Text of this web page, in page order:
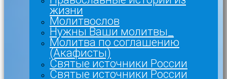
жизни
Молитвослов
Нужны Ваши молитвы_
Молитва по соглашению
(Акафисты)
Святые источники России
Святые источники России